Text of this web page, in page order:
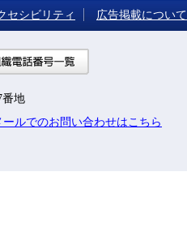
セシビリティ 広告掲載について
への行き方
地
ールでのお問い合わせはこちら